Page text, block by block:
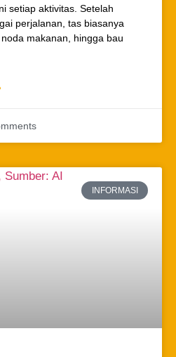
setiap aktivitas. Setelah
perjalanan, tas biasanya
makanan, hingga bau
INFORMASI